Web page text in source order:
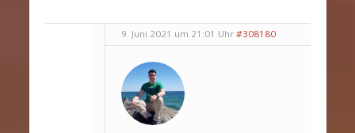
9. Juni 2021 um 21:01 Uhr #308180